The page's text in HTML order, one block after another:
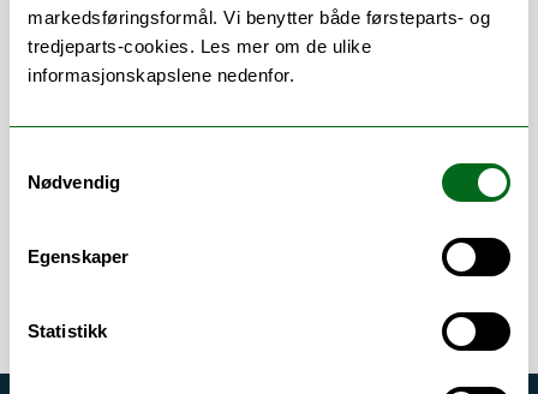
markedsføringsformål. Vi benytter både førsteparts- og
tredjeparts-cookies. Les mer om de ulike
informasjonskapslene nedenfor.
Nødvendig
Egenskaper
Statistikk
Stillingsbeskrivelse
forskningsgruppen